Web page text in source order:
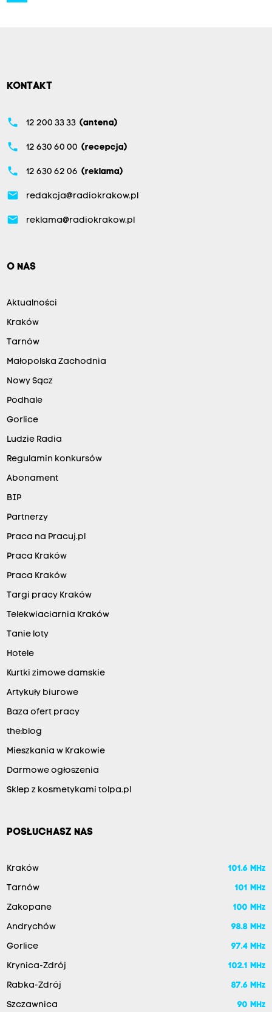
KONTAKT
phone 12 200 33 33 (antena)
phone 12 630 60 00 (recepcja)
phone 12 630 62 06 (reklama)
email redakcja@radiokrakow.pl
email reklama@radiokrakow.pl
O NAS
Aktualności
Kraków
Tarnów
Małopolska Zachodnia
Nowy Sącz
Podhale
Gorlice
Ludzie Radia
Regulamin konkursów
Abonament
BIP
Partnerzy
Praca na Pracuj.pl
Praca Kraków
Praca Kraków
Targi pracy Kraków
Telekwiaciarnia Kraków
Tanie loty
Hotele
Kurtki zimowe damskie
Artykuły biurowe
Baza ofert pracy
the:blog
Mieszkania w Krakowie
Darmowe ogłoszenia
Sklep z kosmetykami tolpa.pl
POSŁUCHASZ NAS
Kraków 101.6 MHz
Tarnów 101 MHz
Zakopane 100 MHz
Andrychów 98.8 MHz
Gorlice 97.4 MHz
Krynica-Zdrój 102.1 MHz
Rabka-Zdrój 87.6 MHz
Szczawnica 90 MHz